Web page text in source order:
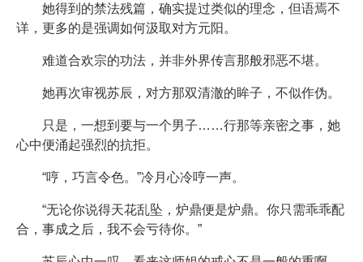
她得到的禁法残篇，确实提过类似的理念，但语焉不
详，更多的是强调如何汲取对方元阳。
难道合欢宗的功法，并非外界传言那般邪恶不堪。
她再次审视苏辰，对方那双清澈的眸子，不似作伪。
只是，一想到要与一个男子……行那等亲密之事，她
心中便涌起强烈的抗拒。
“哼，巧言令色。”冷月心冷哼一声。
“无论你说得天花乱坠，炉鼎便是炉鼎。你只需乖乖配
合，事成之后，我不会亏待你。”